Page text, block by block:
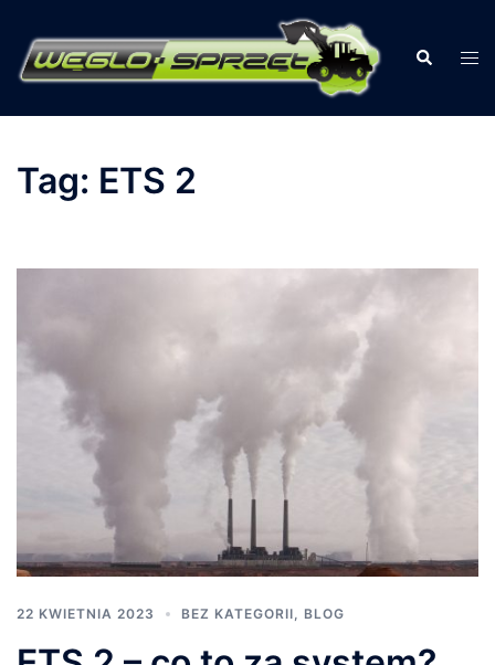
treści
Szukaj
Tag: ETS 2
22 KWIETNIA 2023 BEZ KATEGORII BLOG